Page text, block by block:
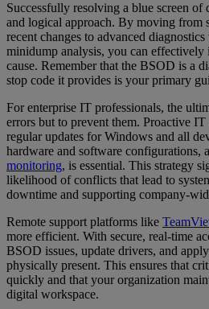
Successfully resolving a blue screen of
and logical approach. By moving from
recent changes to advanced
minidump analysis, you can effectively
cause. Remember that the BSOD is a
stop code it provides is your primary
For enterprise IT professionals, the
errors but to prevent them. Proactive
regular updates for Windows and all
hardware and software configurations,
monitoring, is essential. This strategy
likelihood of conflicts that lead to
downtime and supporting company-
Remote support platforms like
more efficient. With secure, real-time
BSOD issues, update drivers, and
physically present. This ensures that
quickly and that your organization
digital workspace.